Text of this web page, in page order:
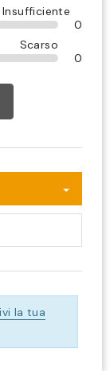
Insufficiente
0
Scarso
0
la tua